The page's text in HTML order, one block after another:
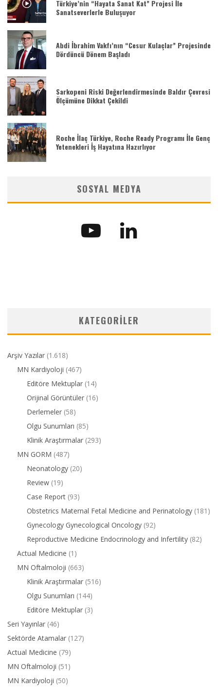
Türkiye’nin “Hayata Sanat Kat” Projesi İle
Sanatseverlerle Buluşuyor
Abdi İbrahim Vakfı’nın “Cesur Kulaçlar” Projesinde
Dördüncü Dönem Başladı
Sarkopeni Riski Değerlendirmesinde Baldır Çevresi
Ölçümüne Dikkat Çekildi
Roche İlaç Türkiye, Roche Ready Programı İle Genç
Yetenekleri İş Hayatına Hazırlıyor
SOSYAL MEDYA
KATEGORILER
Arşiv Yazılar (1.618)
MN Kardiyoloji (467)
Editöre Mektuplar (14)
Orijinal Görüntüler (16)
Derlemeler (58)
Olgu Sunumları (85)
Klinik Araştırmalar (293)
MN GORM (487)
Neonatology (20)
Review (19)
Case Report (93)
Obstetrics Maternal Fetal Medicine and Perinatology (181)
Gynecology Gynecological Oncology (92)
Reproductive Medicine Endocrinology and Infertility (82)
Actual Medicine (1)
MN Oftalmoloji (663)
Klinik Araştırmalar (516)
Olgu Sunumları (144)
Editöre Mektuplar (3)
Seri Yayınlar (46)
Sektörde Atamalar (127)
Actual Medicine (79)
MN Oftalmoloji (51)
MN Kardiyoloji (50)